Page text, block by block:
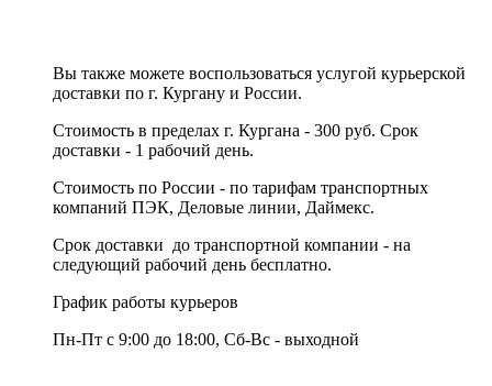
Вы также можете воспользоваться услугой курьерской
доставки по г. Кургану и России.
Стоимость в пределах г. Кургана - 300 руб. Срок
доставки - 1 рабочий день.
Стоимость по России - по тарифам транспортных
компаний ПЭК, Деловые линии, Даймекс.
Срок доставки до транспортной компании - на
следующий рабочий день бесплатно.
График работы курьеров
Пн-Пт с 9:00 до 18:00, Сб-Вс - выходной